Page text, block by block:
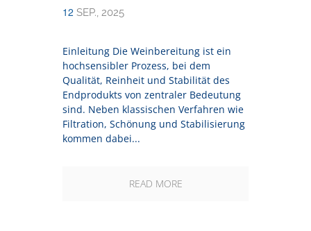
12 SEP., 2025
Einleitung Die Weinbereitung ist ein
hochsensibler Prozess, bei dem
Qualität, Reinheit und Stabilität des
Endprodukts von zentraler Bedeutung
sind. Neben klassischen Verfahren wie
Filtration, Schönung und Stabilisierung
kommen dabei...
READ MORE